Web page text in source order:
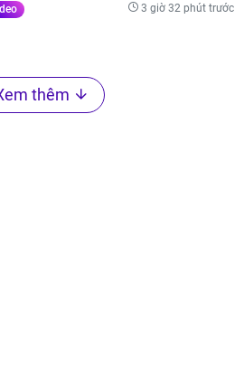
3 giờ 32 phút trước
thêm